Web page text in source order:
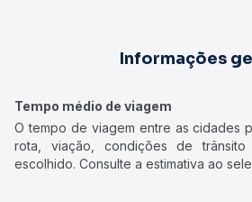
Informações
Tempo médio de viagem
O tempo de viagem entre as cidades
rota, viação, condições de
escolhido. Consulte a estimativa ao